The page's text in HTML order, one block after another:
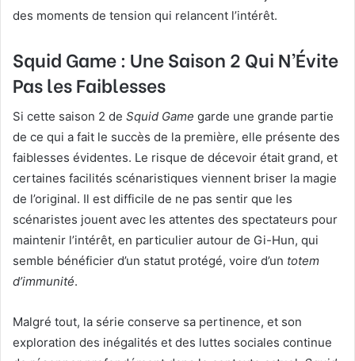
des moments de tension qui relancent l’intérêt.
Squid Game : Une Saison 2 Qui N’Évite
Pas les Faiblesses
Si cette saison 2 de Squid Game garde une grande partie
de ce qui a fait le succès de la première, elle présente des
faiblesses évidentes. Le risque de décevoir était grand, et
certaines facilités scénaristiques viennent briser la magie
de l’original. Il est difficile de ne pas sentir que les
scénaristes jouent avec les attentes des spectateurs pour
maintenir l’intérêt, en particulier autour de Gi-Hun, qui
semble bénéficier d’un statut protégé, voire d’un totem
d’immunité.
Malgré tout, la série conserve sa pertinence, et son
exploration des inégalités et des luttes sociales continue